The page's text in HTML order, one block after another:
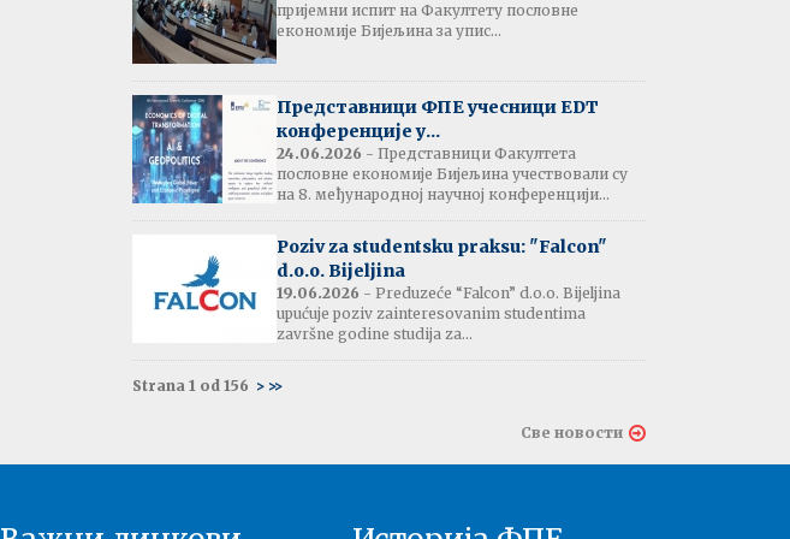
Обавјештење:
Издавање потврда
прије љетне паузе
Резултати испита:
Монетарна економија
Резултати испита и
термин усменог испита:
Енглески језик 2
Друга година - 03.07.2026
Енглески језик 1
пријемни испит на Факултету пословне
економије Бијељина за упис...
Представници ФПЕ учесници EDT
конференције у...
24.06.2026 - Представници Факултета
пословне економије Бијељина учествовали су
на 8. међународној научној конференцији...
Poziv za studentsku praksu: "Falcon"
d.o.o. Bijeljina
19.06.2026 - Preduzeće “Falcon” d.o.o. Bijeljina
upućuje poziv zainteresovanim studentima
završne godine studija za...
Strana 1 od 156 > >>
Све новости